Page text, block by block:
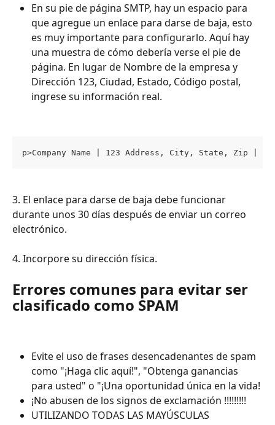
En su pie de página SMTP, hay un espacio para
que agregue un enlace para darse de baja, esto
es muy importante para configurarlo. Aquí hay
una muestra de cómo debería verse el pie de
página. En lugar de Nombre de la empresa y
Dirección 123, Ciudad, Estado, Código postal,
ingrese su información real.
p>Company Name | 123 Address, City, State, Zip |
3. El enlace para darse de baja debe funcionar
durante unos 30 días después de enviar un correo
electrónico.
4. Incorpore su dirección física.
Errores comunes para evitar ser
clasificado como SPAM
Evite el uso de frases desencadenantes de spam
como "¡Haga clic aquí!", "Obtenga ganancias
para usted" o "¡Una oportunidad única en la vida!
¡No abusen de los signos de exclamación !!!!!!!!!
UTILIZANDO TODAS LAS MAYÚSCULAS